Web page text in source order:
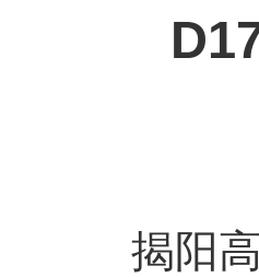
揭阳高